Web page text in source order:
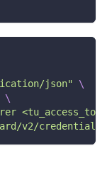
json"
\
\
v2/